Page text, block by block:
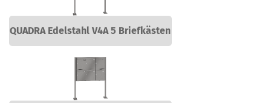
QUADRA Edelstahl V4A 5 Briefkästen